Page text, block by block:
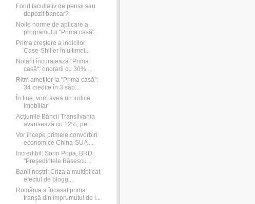
Fond facultativ de pensii sau
depozit bancar?
Noile norme de aplicare a
programului "Prima casă"...
Prima creştere a indicilor
Case-Shiller în ultimel...
Notarii încurajează "Prima
casă": onorarii cu 30% ...
Ritm ameţitor la "Prima casă":
34 credite în 3 săp...
În fine, vom avea un indice
imobiliar
Acţiunile Băncii Transilvania
avansează cu 12%, pe...
Vor începe primele convorbiri
economice China-SUA ...
Incredibil: Sorin Popa, BRD:
"Preşedintele Băsescu...
Banii noştri: Criza a multiplicat
efectul de blogg...
România a încasat prima
tranşă din împrumutul de l...